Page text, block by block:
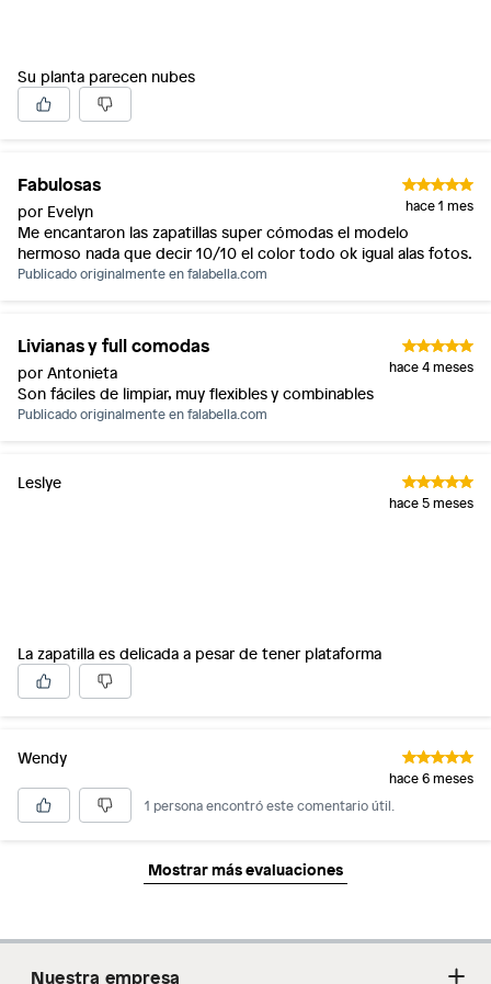
Su planta parecen nubes
Fabulosas
por Evelyn hace 1 mes
Me encantaron las zapatillas super cómodas el modelo
hermoso nada que decir 10/10 el color todo ok igual alas fotos.
Publicado originalmente enfalabella.com
Livianas y full comodas
por Antonieta hace 4 meses
Son fáciles de limpiar, muy flexibles y combinables
Publicado originalmente enfalabella.com
Leslye
hace 5 meses
La zapatilla es delicada a pesar de tener plataforma
Wendy
hace 6 meses
1 persona encontró este comentario útil.
Mostrar más evaluaciones
Nuestra empresa